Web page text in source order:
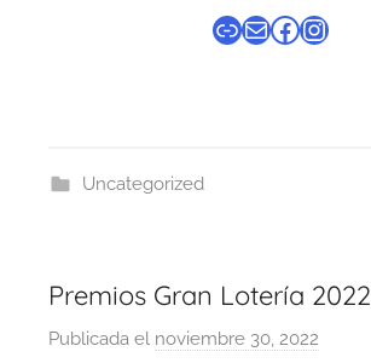
Enlace Correo electrónico Facebook Instagram
Uncategorized
Premios Gran Lotería 2022
Publicada el noviembre 30, 2022